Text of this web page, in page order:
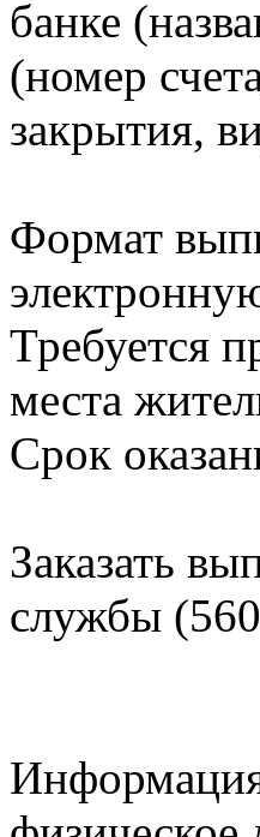
банке
(номер
закрытия,
Формат
Требуется
места
Срок
Заказать
службы
Информация